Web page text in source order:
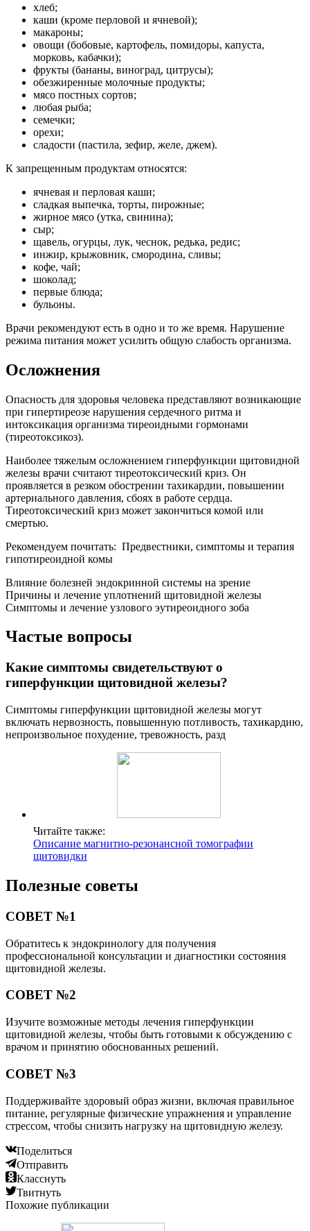
хлеб;
каши (кроме перловой и ячневой);
макароны;
овощи (бобовые, картофель, помидоры, капуста,
морковь, кабачки);
фрукты (бананы, виноград, цитрусы);
обезжиренные молочные продукты;
мясо постных сортов;
любая рыба;
семечки;
орехи;
сладости (пастила, зефир, желе, джем).
К запрещенным продуктам относятся:
ячневая и перловая каши;
сладкая выпечка, торты, пирожные;
жирное мясо (утка, свинина);
сыр;
щавель, огурцы, лук, чеснок, редька, редис;
инжир, крыжовник, смородина, сливы;
кофе, чай;
шоколад;
первые блюда;
бульоны.
Врачи рекомендуют есть в одно и то же время. Нарушение
режима питания может усилить общую слабость организма.
Осложнения
Опасность для здоровья человека представляют возникающие
при гипертиреозе нарушения сердечного ритма и
интоксикация организма тиреоидными гормонами
(тиреотоксикоз).
Наиболее тяжелым осложнением гиперфункции щитовидной
железы врачи считают тиреотоксический криз. Он
проявляется в резком обострении тахикардии, повышении
артериального давления, сбоях в работе сердца.
Тиреотоксический криз может закончиться комой или
смертью.
Рекомендуем почитать: Предвестники, симптомы и терапия
гипотиреоидной комы
Влияние болезней эндокринной системы на зрение
Причины и лечение уплотнений щитовидной железы
Симптомы и лечение узлового эутиреоидного зоба
Частые вопросы
Какие симптомы свидетельствуют о
гиперфункции щитовидной железы?
Симптомы гиперфункции щитовидной железы могут
включать нервозность, повышенную потливость, тахикардию,
непроизвольное похудение, тревожность, разд
Читайте также:
Описание магнитно-резонансной томографии
щитовидки
Полезные советы
СОВЕТ №1
Обратитесь к эндокринологу для получения
профессиональной консультации и диагностики состояния
щитовидной железы.
СОВЕТ №2
Изучите возможные методы лечения гиперфункции
щитовидной железы, чтобы быть готовыми к обсуждению с
врачом и принятию обоснованных решений.
СОВЕТ №3
Поддерживайте здоровый образ жизни, включая правильное
питание, регулярные физические упражнения и управление
стрессом, чтобы снизить нагрузку на щитовидную железу.
Поделиться
Отправить
Класснуть
Твитнуть
Похожие публикации